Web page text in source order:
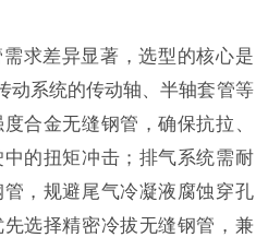
求差异显著，选型的核心是
动系统的传动轴、半轴套管等
合金无缝钢管，确保抗拉、
的扭矩冲击；排气系统需耐
，规避尾气冷凝液腐蚀穿孔
选择精密冷拔无缝钢管，兼